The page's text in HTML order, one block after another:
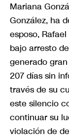
Mariana
González, ha
esposo,
bajo arresto
generado
207 días sin
través de su
este silencio
continuar su
violación de